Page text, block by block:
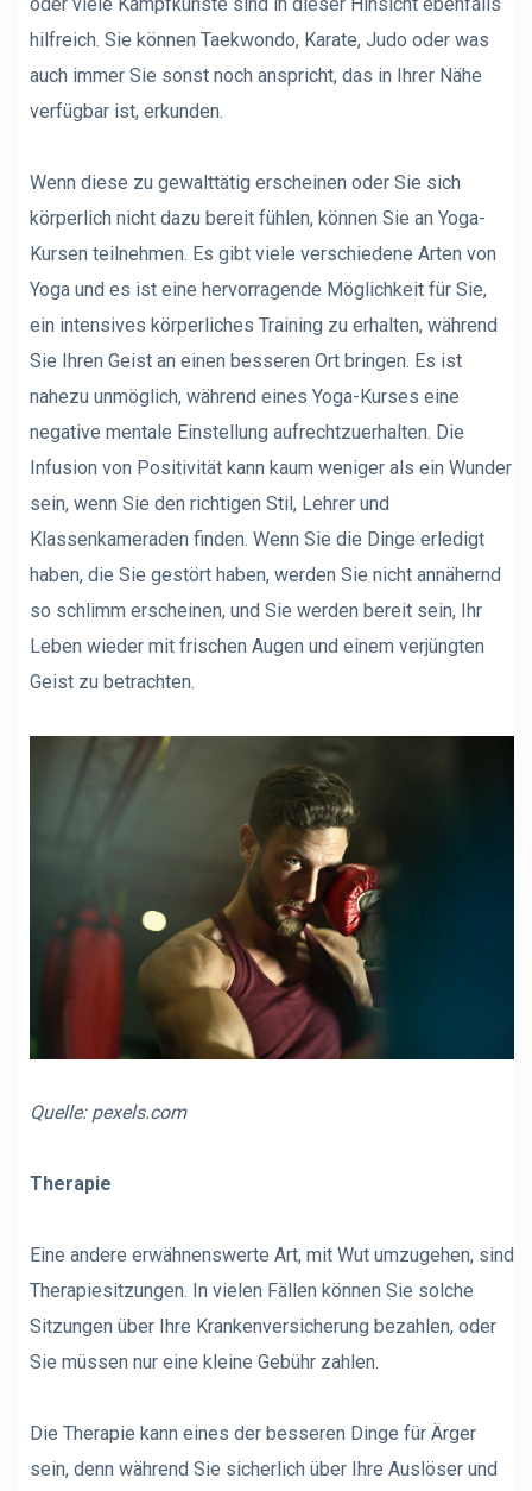
oder viele Kampfkünste sind in dieser Hinsicht ebenfalls
hilfreich. Sie können Taekwondo, Karate, Judo oder was
auch immer Sie sonst noch anspricht, das in Ihrer Nähe
verfügbar ist, erkunden.
Wenn diese zu gewalttätig erscheinen oder Sie sich
körperlich nicht dazu bereit fühlen, können Sie an Yoga-
Kursen teilnehmen. Es gibt viele verschiedene Arten von
Yoga und es ist eine hervorragende Möglichkeit für Sie,
ein intensives körperliches Training zu erhalten, während
Sie Ihren Geist an einen besseren Ort bringen. Es ist
nahezu unmöglich, während eines Yoga-Kurses eine
negative mentale Einstellung aufrechtzuerhalten. Die
Infusion von Positivität kann kaum weniger als ein Wunder
sein, wenn Sie den richtigen Stil, Lehrer und
Klassenkameraden finden. Wenn Sie die Dinge erledigt
haben, die Sie gestört haben, werden Sie nicht annähernd
so schlimm erscheinen, und Sie werden bereit sein, Ihr
Leben wieder mit frischen Augen und einem verjüngten
Geist zu betrachten.
Quelle: pexels.com
Therapie
Eine andere erwähnenswerte Art, mit Wut umzugehen, sind
Therapiesitzungen. In vielen Fällen können Sie solche
Sitzungen über Ihre Krankenversicherung bezahlen, oder
Sie müssen nur eine kleine Gebühr zahlen.
Die Therapie kann eines der besseren Dinge für Ärger
sein, denn während Sie sicherlich über Ihre Auslöser und